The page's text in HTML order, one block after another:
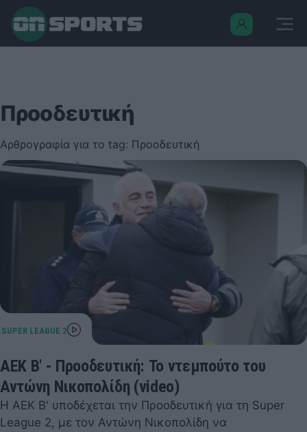
Προοδευτική
Αρθρογραφία για το tag: Προοδευτική
AEK B' - Προοδευτική: Το ντεμπούτο του
Αντώνη Νικοπολίδη (video)
Η ΑΕΚ Β' υποδέχεται την Προοδευτική για τη Super
League 2, με τον Αντώνη Νικοπολίδη να